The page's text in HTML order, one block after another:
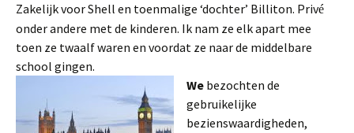
Zakelijk voor Shell en toenmalige ‘dochter’ Billiton. Privé
onder andere met de kinderen. Ik nam ze elk apart mee
toen ze twaalf waren en voordat ze naar de middelbare
school gingen.
We bezochten de
gebruikelijke
bezienswaardigheden,